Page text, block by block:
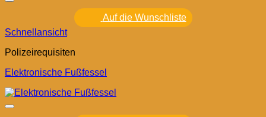
Auf die Wunschliste
Schnellansicht
Polizeirequisiten
Elektronische Fußfessel